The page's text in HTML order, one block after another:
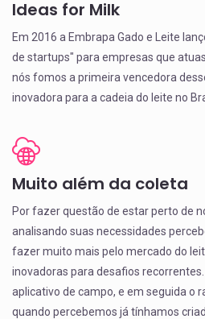
Ideas for Milk
Em 2016 a Embrapa Gado e Leite
de startups" para empresas que
nós fomos a primeira vencedora
inovadora para a cadeia do leite no
Muito além da coleta
Por fazer questão de estar perto de
analisando suas necessidades
fazer muito mais pelo mercado do
inovadoras para desafios
aplicativo de campo, e em seguida o
quando percebemos já tínhamos